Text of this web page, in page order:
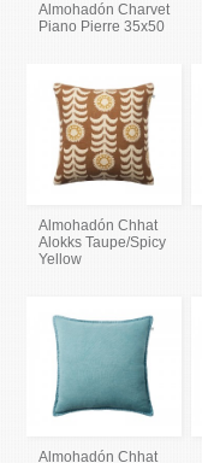
Almohadón Charvet
Piano Pierre 35x50
Almohadón Chhat
Alokks Taupe/Spicy
Yellow
Almohadón Chhat